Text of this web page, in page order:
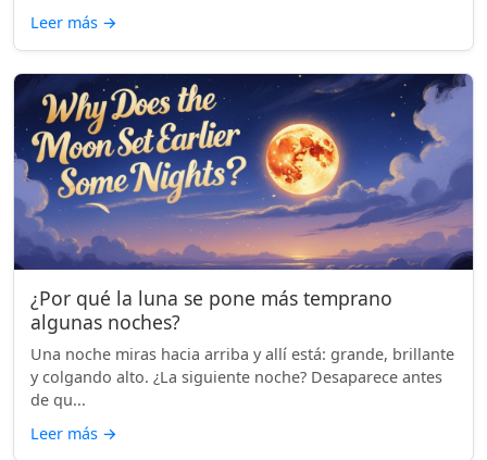
Leer más →
¿Por qué la luna se pone más temprano
algunas noches?
Una noche miras hacia arriba y allí está: grande, brillante
y colgando alto. ¿La siguiente noche? Desaparece antes
de qu...
Leer más →